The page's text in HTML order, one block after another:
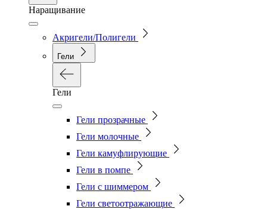
Наращивание
Акригели/Полигели
Гели
Гели
Гели прозрачные
Гели молочные
Гели камуфлирующие
Гели в помпе
Гели с шиммером
Гели светоотражающие